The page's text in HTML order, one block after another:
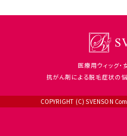
医療用ウィッグ・
抗がん剤による脱毛症状の
COPYRIGHT (C) SVENSON